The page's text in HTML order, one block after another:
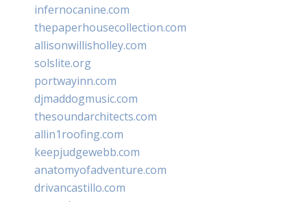
infernocanine.com
thepaperhousecollection.com
allisonwillisholley.com
solslite.org
portwayinn.com
djmaddogmusic.com
thesoundarchitects.com
allin1roofing.com
keepjudgewebb.com
anatomyofadventure.com
drivancastillo.com